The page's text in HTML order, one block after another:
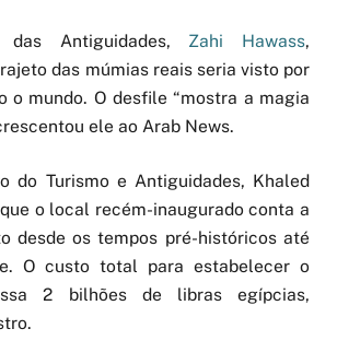
das Antiguidades, Zahi Hawass,
das múmias reais seria visto por
o mundo. O desfile “mostra a magia
ele ao Arab News.
do Turismo e Antiguidades, Khaled
o local recém-inaugurado conta a
desde os tempos pré-históricos até
O custo total para estabelecer o
2 bilhões de libras egípcias,